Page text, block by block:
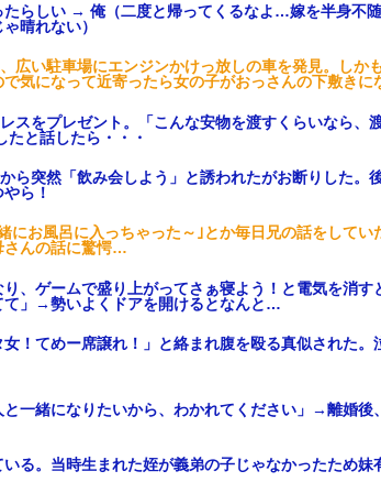
たらしい → 俺（二度と帰ってくるなよ…嫁を半身不
晴れない）
広い駐車場にエンジンかけっ放しの車を発見。しか
気になって近寄ったら女の子がおっさんの下敷きに
スをプレゼント。「こんな安物を渡すくらいなら、
と話したら・・・
ら突然「飲み会しよう」と誘われたがお断りした。
ら！
にお風呂に入っちゃった～｣とか毎日兄の話をしてい
さんの話に驚愕…
、ゲームで盛り上がってさぁ寝よう！と電気を消す
」→勢いよくドアを開けるとなんと…
！てめー席譲れ！」と絡まれ腹を殴る真似された。
一緒になりたいから、わかれてください」→離婚後
る。当時生まれた姪が義弟の子じゃなかったため妹